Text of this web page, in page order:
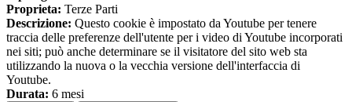
Proprieta: Terze Parti
Descrizione: Questo cookie è impostato da Youtube per tenere
traccia delle preferenze dell'utente per i video di Youtube incorporati
nei siti; può anche determinare se il visitatore del sito web sta
utilizzando la nuova o la vecchia versione dell'interfaccia di
Youtube.
Durata: 6 mesi